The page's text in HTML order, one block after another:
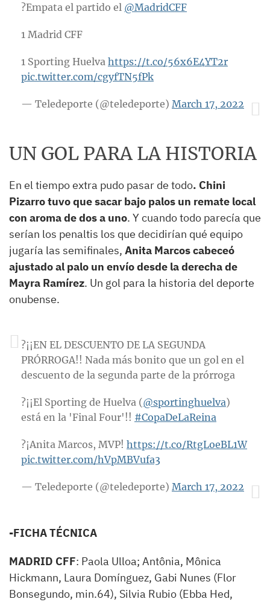
?Empata el partido el @MadridCFF
1 Madrid CFF
1 Sporting Huelva https://t.co/56x6E4YT2r
pic.twitter.com/cgyfTN5fPk
— Teledeporte (@teledeporte) March 17, 2022
UN GOL PARA LA HISTORIA
En el tiempo extra pudo pasar de todo. Chini
Pizarro tuvo que sacar bajo palos un remate local
con aroma de dos a uno. Y cuando todo parecía que
serían los penaltis los que decidirían qué equipo
jugaría las semifinales, Anita Marcos cabeceó
ajustado al palo un envío desde la derecha de
Mayra Ramírez. Un gol para la historia del deporte
onubense.
?¡¡EN EL DESCUENTO DE LA SEGUNDA
PRÓRROGA!! Nada más bonito que un gol en el
descuento de la segunda parte de la prórroga
?¡¡El Sporting de Huelva (@sportinghuelva)
está en la 'Final Four'!! #CopaDeLaReina
?¡Anita Marcos, MVP! https://t.co/RtgLoeBL1W
pic.twitter.com/hVpMBVufa3
— Teledeporte (@teledeporte) March 17, 2022
-FICHA TÉCNICA
MADRID CFF: Paola Ulloa; Antônia, Mônica
Hickmann, Laura Domínguez, Gabi Nunes (Flor
Bonsegundo, min.64), Silvia Rubio (Ebba Hed,